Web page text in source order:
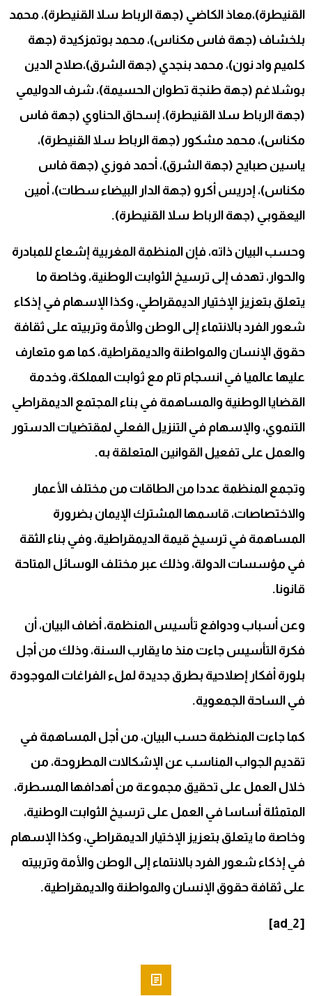
القنيطرة)،معاذ الكاضي (جهة الرباط سلا القنيطرة)، محمد
بلخشاف (جهة فاس مكناس)، محمد بوتمزكيدة (جهة
كلميم واد نون)، محمد بنجدي (جهة الشرق)،صلاح الدين
بوشلاغم (جهة طنجة تطوان الحسيمة)، شرف الدوليمي
(جهة الرباط سلا القنيطرة)، إسحاق الحناوي (جهة فاس
مكناس)، محمد مشكور (جهة الرباط سلا القنيطرة)،
ياسين صبايح (جهة الشرق)، أحمد فوزي (جهة فاس
مكناس)، إدريس أكرو (جهة الدار البيضاء سطات)، أمين
اليعقوبي (جهة الرباط سلا القنيطرة).
وحسب البيان ذاته، فإن المنظمة المغربية إشعاع للمبادرة
والحوار، تهدف إلى ترسيخ الثوابت الوطنية، وخاصة ما
يتعلق بتعزيز الإختيار الديمقراطي، وكذا الإسهام في إذكاء
شعور الفرد بالانتماء إلى الوطن والأمة وتربيته على ثقافة
حقوق الإنسان والمواطنة والديمقراطية، كما هو متعارف
عليها عالميا في انسجام تام مع ثوابت المملكة، وخدمة
القضايا الوطنية والمساهمة في بناء المجتمع الديمقراطي
التنموي، والإسهام في التنزيل الفعلي لمقتضيات الدستور
والعمل على تفعيل القوانين المتعلقة به.
وتجمع المنظمة عددا من الطاقات من مختلف الأعمار
والاختصاصات، قاسمها المشترك الإيمان بضرورة
المساهمة في ترسيخ قيمة الديمقراطية، وفي بناء الثقة
في مؤسسات الدولة، وذلك عبر مختلف الوسائل المتاحة
قانونا.
وعن أسباب ودوافع تأسيس المنظمة، أضاف البيان، أن
فكرة التأسيس جاءت منذ ما يقارب السنة، وذلك من أجل
بلورة أفكار إصلاحية بطرق جديدة لملء الفراغات الموجودة
في الساحة الجمعوية.
كما جاءت المنظمة حسب البيان، من أجل المساهمة في
تقديم الجواب المناسب عن الإشكالات المطروحة، من
خلال العمل على تحقيق مجموعة من أهدافها المسطرة،
المتمثلة أساسا في العمل على ترسيخ الثوابت الوطنية،
وخاصة ما يتعلق بتعزيز الإختيار الديمقراطي، وكذا الإسهام
في إذكاء شعور الفرد بالانتماء إلى الوطن والأمة وتربيته
على ثقافة حقوق الإنسان والمواطنة والديمقراطية.
[ad_2]